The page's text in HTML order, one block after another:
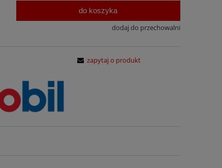
do koszyka
dodaj do przechowalni
zapytaj o produkt